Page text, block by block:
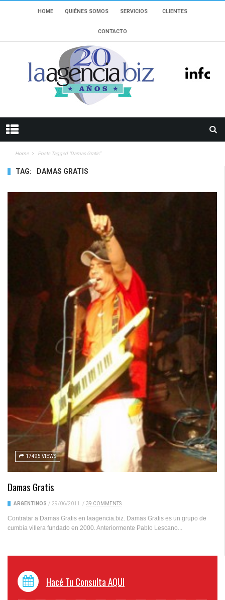
HOME QUIÉNES SOMOS SERVICIOS CLIENTES
CONTACTO
Home Posts Tagged "Damas Gratis"
TAG: DAMAS GRATIS
17495 VIEWS
Damas Gratis
ARGENTINOS / 29/06/2011 / 39 COMMENTS
Contratar a Damas Gratis en laagencia.biz. Damas Gratis es un grupo de
cumbia villera fundado en 2000. Anteriormente Pablo Lescano...
Hacé Tu Consulta AQUI